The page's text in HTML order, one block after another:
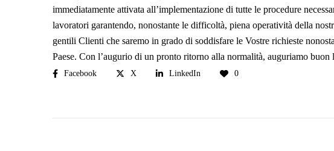
immediatamente attivata all’implementazione di tutte le procedure
lavoratori garantendo, nonostante le difficoltà, piena operatività della
gentili Clienti che saremo in grado di soddisfare le Vostre richieste
Paese. Con l’augurio di un pronto ritorno alla normalità, auguriamo buon
Facebook X LinkedIn 0